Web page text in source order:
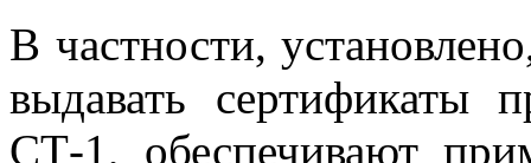
В частности,
выдавать сертификаты
СТ-1, обеспечивают